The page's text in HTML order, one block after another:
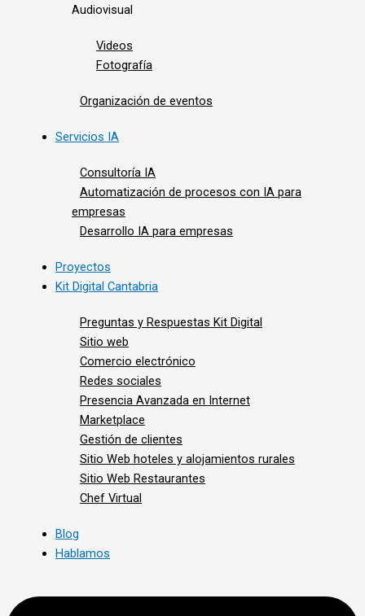
Audiovisual
Videos
Fotografía
Organización de eventos
Servicios IA
Consultoría IA
Automatización de procesos con IA para
empresas
Desarrollo IA para empresas
Proyectos
Kit Digital Cantabria
Preguntas y Respuestas Kit Digital
Sitio web
Comercio electrónico
Redes sociales
Presencia Avanzada en Internet
Marketplace
Gestión de clientes
Sitio Web hoteles y alojamientos rurales
Sitio Web Restaurantes
Chef Virtual
Blog
Hablamos